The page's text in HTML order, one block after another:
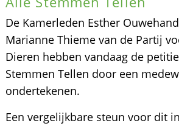
De Kamerleden Esther
Marianne Thieme van de Partij
Dieren hebben vandaag de
Stemmen Tellen door een
ondertekenen.
Een vergelijkbare steun voor dit